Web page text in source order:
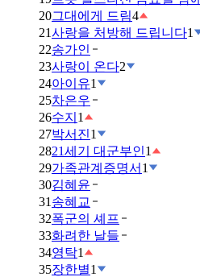
20그대에게 드림4
21사랑을 처방해 드립니다1
22송가인
23사랑이 온다2
24아이유1
25차은우
26수지 1
27박서진1
2821세기 대군부인1
29가족관계증명서 1
30김혜윤
31 송혜교
32폭군의 셰프
33화려한 날들
34영탁1
35장한별1